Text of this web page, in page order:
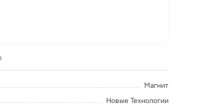
Магнит
Новые Технологии